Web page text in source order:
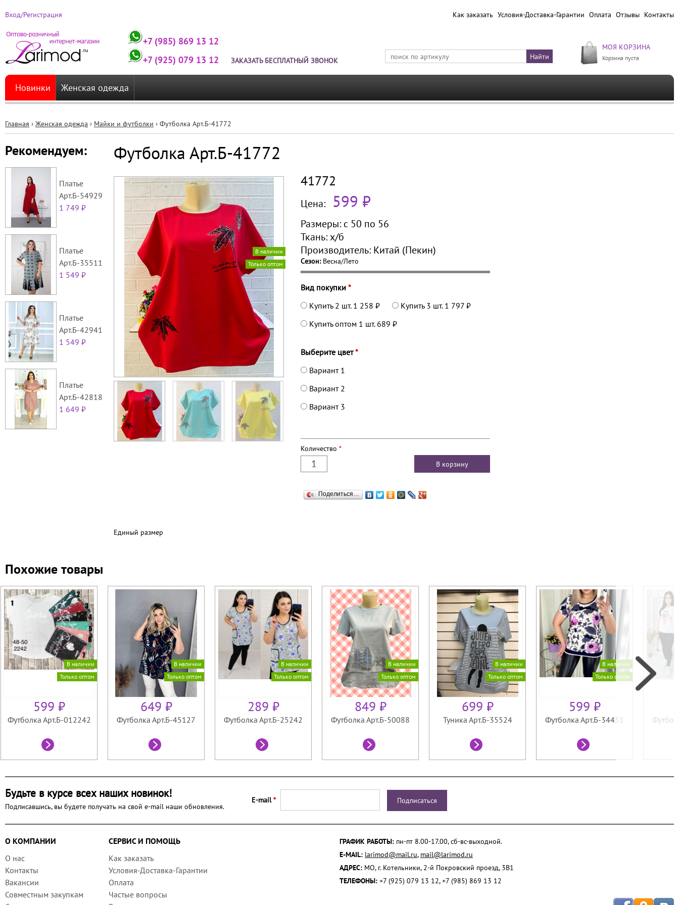
Вход/Регистрация
Как заказать Условия-Доставка-Гарантии Оплата Отзывы Контакты
+7 (985) 869 13 12
+7 (925) 079 13 12
ЗАКАЗАТЬ БЕСПЛАТНЫЙ ЗВОНОК
МОЯ КОРЗИНА
Корзина пуста
Новинки Женская одежда
Главная › Женская одежда › Майки и футболки › Футболка Арт.Б-41772
Рекомендуем:
Платье
Арт.Б-54929
1 749 ₽
Платье
Арт.Б-35511
1 549 ₽
Платье
Арт.Б-42941
1 549 ₽
Платье
Арт.Б-42818
1 649 ₽
Футболка Арт.Б-41772
Только оптом
В наличии
41772
Цена: 599 ₽
Размеры: с 50 по 56
Ткань:х/б
Производитель: Китай (Пекин)
Сезон: Весна/Лето
Вид покупки *
Купить 2 шт. 1 258 ₽ Купить 3 шт. 1 797 ₽
Купить оптом 1 шт. 689 ₽
Выберите цвет*
Вариант 1
Вариант 2
Вариант 3
Количество *
Поделиться…
Единый размер
Похожие товары
В наличии
Только оптом
599 ₽
Футболка Арт.Б-012242
В наличии
Только оптом
649 ₽
Футболка Арт.Б-45127
В наличии
Только оптом
289 ₽
Футболка Арт.Б-25242
В наличии
Только оптом
849 ₽
Футболка Арт.Б-50088
В наличии
Только оптом
699 ₽
Туника Арт.Б-35524
В наличии
Только оптом
599 ₽
Футболка Арт.Б-34451
Будьте в курсе всех наших новинок!
Подписавшись, вы будете получать на свой e-mail наши обновления.
E-mail*
О КОМПАНИИ
СЕРВИС И ПОМОЩЬ
О нас
Контакты
Вакансии
Совместным закупкам
Как заказать
Условия-Доставка-Гарантии
Оплата
Частые вопросы
ГРАФИК РАБОТЫ: пн-пт 8.00-17.00, сб-вс-выходной.
E-MAIL: larimod@mail.ru, mail@larimod.ru
АДРЕС: МО, г. Котельники, 2-й Покровский проезд, 3В1
ТЕЛЕФОНЫ: +7 (925) 079 13 12, +7 (985) 869 13 12